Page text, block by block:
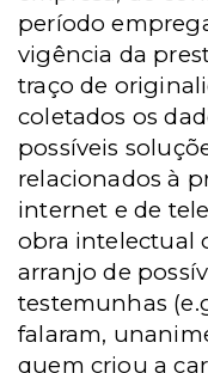
período
vigência da
traço de
coletados os
possíveis
relacionados à
internet e de
obra intelectual
arranjo de
testemunhas
falaram,
quem criou a